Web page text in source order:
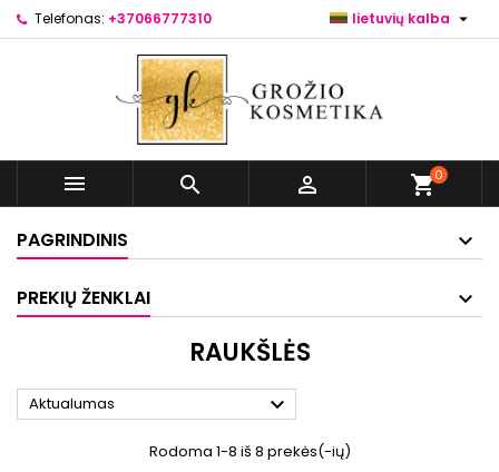
Telefonas: +37066777310 lietuvių kalba 
   shopping_cart0
PAGRINDINIS
PREKIŲ ŽENKLAI
RAUKŠLĖS
Aktualumas 
Rodoma 1-8 iš 8 prekės(-ių)